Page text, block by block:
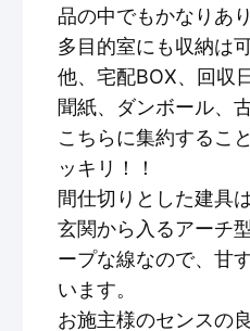
品の中でもかなりあ
多目的室にも収納は
他、宅配BOX、回収
聞紙、ダンボール、
こちらに集約するこ
ッキリ！！
間仕切りとした建具
玄関から入るアーチ
ープな線なので、甘
います。
お施主様のセンスの